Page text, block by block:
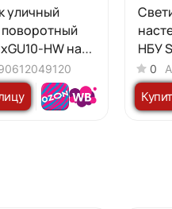
уличный
HW на
IP54 IN
НБУ
0